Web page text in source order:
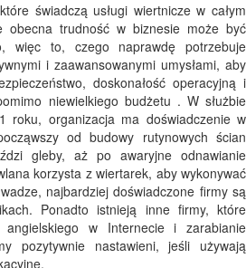
świadczą usługi wiertnicze w całym
obecna trudność w biznesie może być
więc to, czego naprawdę potrzebuje
i zaawansowanymi umysłami, aby
doskonałość operacyjną i
niewielkiego budżetu . W służbie
roku, organizacja ma doświadczenie w
od budowy rutynowych ścian
gleby, aż po awaryjne odnawianie
korzysta z wiertarek, aby wykonywać
najbardziej doświadczone firmy są
Ponadto istnieją inne firmy, które
angielskiego w Internecie i zarabianie
pozytywnie nastawieni, jeśli używają